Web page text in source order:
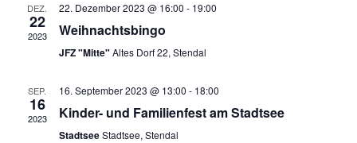
DEZ.
22
2023
22. Dezember 2023 @ 16:00 - 19:00
Weihnachtsbingo
JFZ "Mitte" Altes Dorf 22, Stendal
SEP.
16
2023
16. September 2023 @ 13:00 - 18:00
Kinder- und Familienfest am Stadtsee
StadtseeStadtsee, Stendal